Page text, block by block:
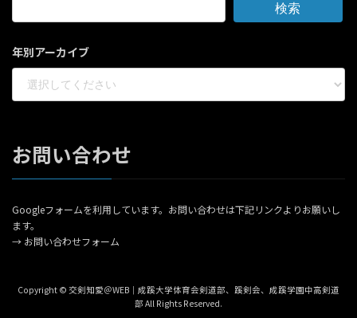
検索
年別アーカイブ
お問い合わせ
Googleフォームを利用しています。お問い合わせは下記リンクよりお願いし
ます。
→ お問い合わせフォーム
Copyright © 交剣知愛＠WEB｜成蹊大学体育会剣道部、蹊剣会、成蹊学園中高剣道
部 All Rights Reserved.